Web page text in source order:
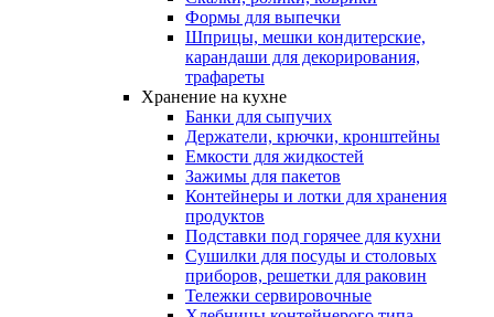
Формы для выпечки
Шприцы, мешки кондитерские,
карандаши для декорирования,
трафареты
Хранение на кухне
Банки для сыпучих
Держатели, крючки, кронштейны
Емкости для жидкостей
Зажимы для пакетов
Контейнеры и лотки для хранения
продуктов
Подставки под горячее для кухни
Сушилки для посуды и столовых
приборов, решетки для раковин
Тележки сервировочные